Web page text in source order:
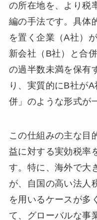
の所在地を、より税
編の手法です。具体
を置く企業（A社）
新会社（B社）と合
の過半数未満を保有
り、実質的にB社が
併」のような形式が
この仕組みの主な目
益に対する実効税率
す。特に、海外で大
が、自国の高い法人
を用いるケースが多
て、グローバルな事